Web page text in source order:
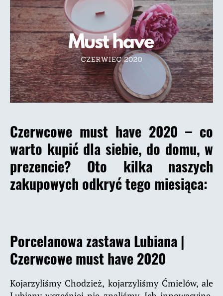
Czerwcowe must have 2020 – co
warto kupić dla siebie, do domu, w
prezencie? Oto kilka naszych
zakupowych odkryć tego miesiąca:
Porcelanowa zastawa Lubiana |
Czerwcowe must have 2020
Kojarzyliśmy Chodzież, kojarzyliśmy Ćmielów, ale